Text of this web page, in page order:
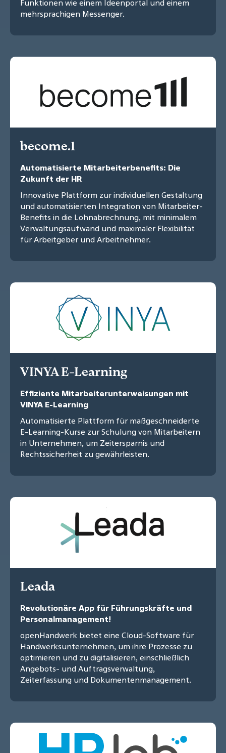
Funktionen wie einem Ideenportal und einem
mehrsprachigen Messenger.
become.1
Automatisierte Mitarbeiterbenefits: Die
Zukunft der HR
Innovative Plattform zur individuellen Gestaltung
und automatisierten Integration von Mitarbeiter-
Benefits in die Lohnabrechnung, mit minimalem
Verwaltungsaufwand und maximaler Flexibilität
für Arbeitgeber und Arbeitnehmer.
VINYA E-Learning
Effiziente Mitarbeiterunterweisungen mit
VINYA E-Learning
Automatisierte Plattform für maßgeschneiderte
E-Learning-Kurse zur Schulung von Mitarbeitern
in Unternehmen, um Zeitersparnis und
Rechtssicherheit zu gewährleisten.
Leada
Revolutionäre App für Führungskräfte und
Personalmanagement!
openHandwerk bietet eine Cloud-Software für
Handwerksunternehmen, um ihre Prozesse zu
optimieren und zu digitalisieren, einschließlich
Angebots- und Auftragsverwaltung,
Zeiterfassung und Dokumentenmanagement.